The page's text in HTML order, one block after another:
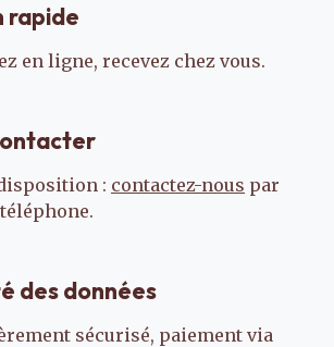
rapide
en ligne, recevez chez vous.
: contactez-nous par
des données
sécurisé, paiement via